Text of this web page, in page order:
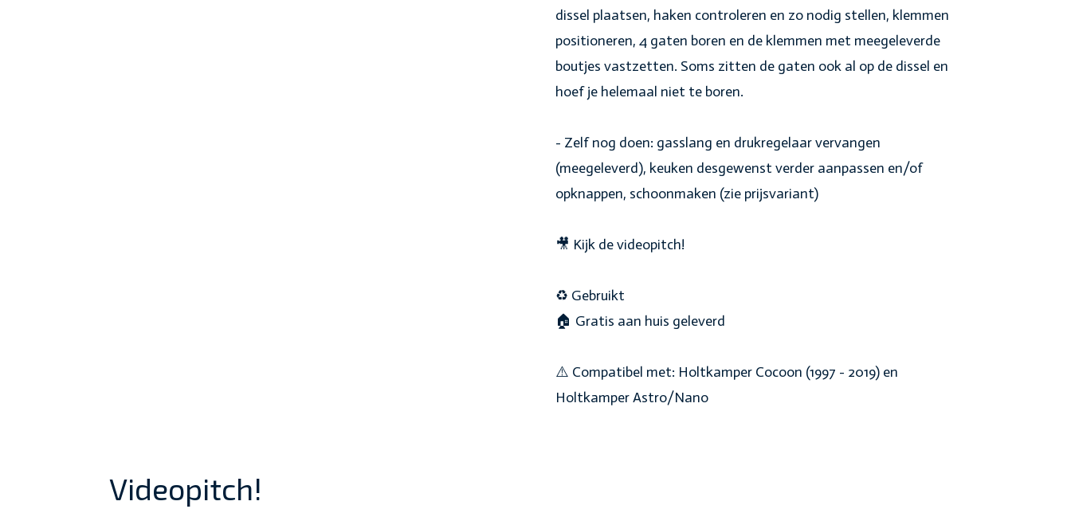
dissel plaatsen, haken controleren en zo nodig stellen, klemmen
positioneren, 4 gaten boren en de klemmen met meegeleverde
boutjes vastzetten. Soms zitten de gaten ook al op de dissel en
hoef je helemaal niet te boren.
- Zelf nog doen: gasslang en drukregelaar vervangen
(meegeleverd), keuken desgewenst verder aanpassen en/of
opknappen, schoonmaken (zie prijsvariant)
🎥 Kijk de videopitch!
♻️ Gebruikt
🏠 Gratis aan huis geleverd
⚠️ Compatibel met: Holtkamper Cocoon (1997 - 2019) en
Holtkamper Astro/Nano
Videopitch!